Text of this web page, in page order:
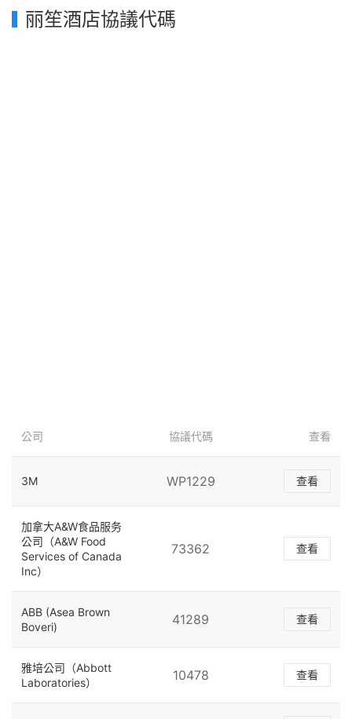
丽笙酒店協議代碼
公司 協議代碼 查看
3M WP1229 查看
加拿大A&W食品服务
公司（A&W Food
Services of Canada
Inc）
73362 查看
ABB (Asea Brown
Boveri)
41289 查看
雅培公司（Abbott
Laboratories）
10478 查看